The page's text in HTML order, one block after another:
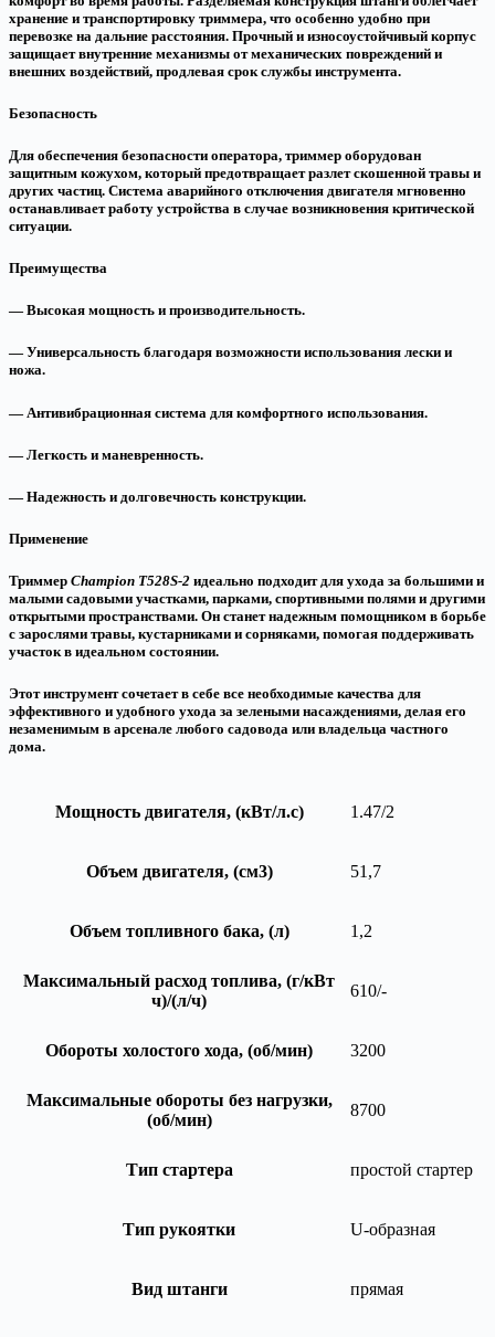
хранение и транспортировку триммера, что особенно удобно при
перевозке на дальние расстояния. Прочный и износоустойчивый корпус
защищает внутренние механизмы от механических повреждений и
внешних воздействий, продлевая срок службы инструмента.
Безопасность
Для обеспечения безопасности оператора, триммер оборудован
защитным кожухом, который предотвращает разлет скошенной травы и
других частиц. Система аварийного отключения двигателя мгновенно
останавливает работу устройства в случае возникновения критической
ситуации.
Преимущества
— Высокая мощность и производительность.
— Универсальность благодаря возможности использования лески и
ножа.
— Антивибрационная система для комфортного использования.
— Легкость и маневренность.
— Надежность и долговечность конструкции.
Применение
Триммер Champion T528S-2 идеально подходит для ухода за большими и
малыми садовыми участками, парками, спортивными полями и другими
открытыми пространствами. Он станет надежным помощником в борьбе
с зарослями травы, кустарниками и сорняками, помогая поддерживать
участок в идеальном состоянии.
Этот инструмент сочетает в себе все необходимые качества для
эффективного и удобного ухода за зелеными насаждениями, делая его
незаменимым в арсенале любого садовода или владельца частного
дома.
Мощность двигателя, (кВт/л.с) 1.47/2
Объем двигателя, (см3) 51,7
Объем топливного бака, (л) 1,2
Максимальный расход топлива, (г/кВт
ч)/(л/ч)
610/-
Обороты холостого хода, (об/мин) 3200
Максимальные обороты без нагрузки,
(об/мин)
8700
Тип стартера простой стартер
Тип рукоятки U-образная
Вид штанги прямая